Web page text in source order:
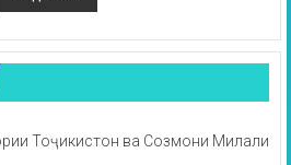
Тоҷикистон ва Созмони Милали